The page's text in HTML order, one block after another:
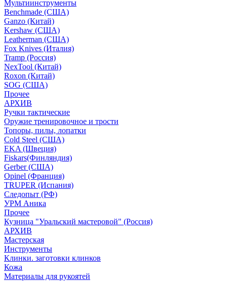
Мультиинструменты
Benchmade (США)
Ganzo (Китай)
Kershaw (США)
Leatherman (США)
Fox Knives (Италия)
Tramp (Россия)
NexTool (Китай)
Roxon (Китай)
SOG (США)
Прочее
АРХИВ
Ручки тактические
Оружие тренировочное и трости
Топоры, пилы, лопатки
Cold Steel (США)
EKA (Швеция)
Fiskars(Финляндия)
Gerber (США)
Opinel (Франция)
TRUPER (Испания)
Следопыт (РФ)
УРМ Аника
Прочее
Кузница "Уральский мастеровой" (Россия)
АРХИВ
Мастерская
Инструменты
Клинки. заготовки клинков
Кожа
Материалы для рукоятей